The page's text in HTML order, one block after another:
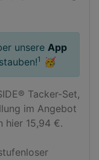
unsere App
1 🥳
Tacker-Set,
im Angebot
hier 15,94 €.